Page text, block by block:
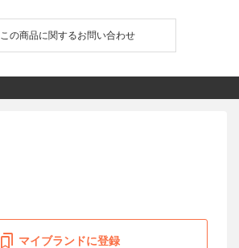
この商品に関するお問い合わせ
マイブランドに登録